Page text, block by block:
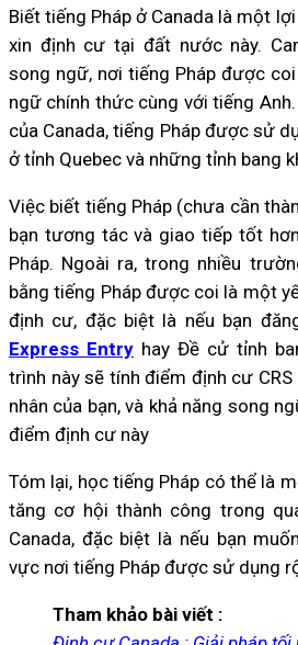
Biết tiếng Pháp ở Canada là một
xin định cư tại đất nước này.
song ngữ, nơi tiếng Pháp được
ngữ chính thức cùng với tiếng
của Canada, tiếng Pháp được sử
ở tỉnh Quebec và những tỉnh bang
Việc biết tiếng Pháp (chưa cần
bạn tương tác và giao tiếp tốt
Pháp. Ngoài ra, trong nhiều
bằng tiếng Pháp được coi là một
định cư, đặc biệt là nếu bạn
Express Entry hay Đề cử tỉnh
trình này sẽ tính điểm định cư
nhân của bạn, và khả năng song
điểm định cư này
Tóm lại, học tiếng Pháp có thể là
tăng cơ hội thành công trong
Canada, đặc biệt là nếu bạn
vực nơi tiếng Pháp được sử dụng
Tham khảo bài viết :